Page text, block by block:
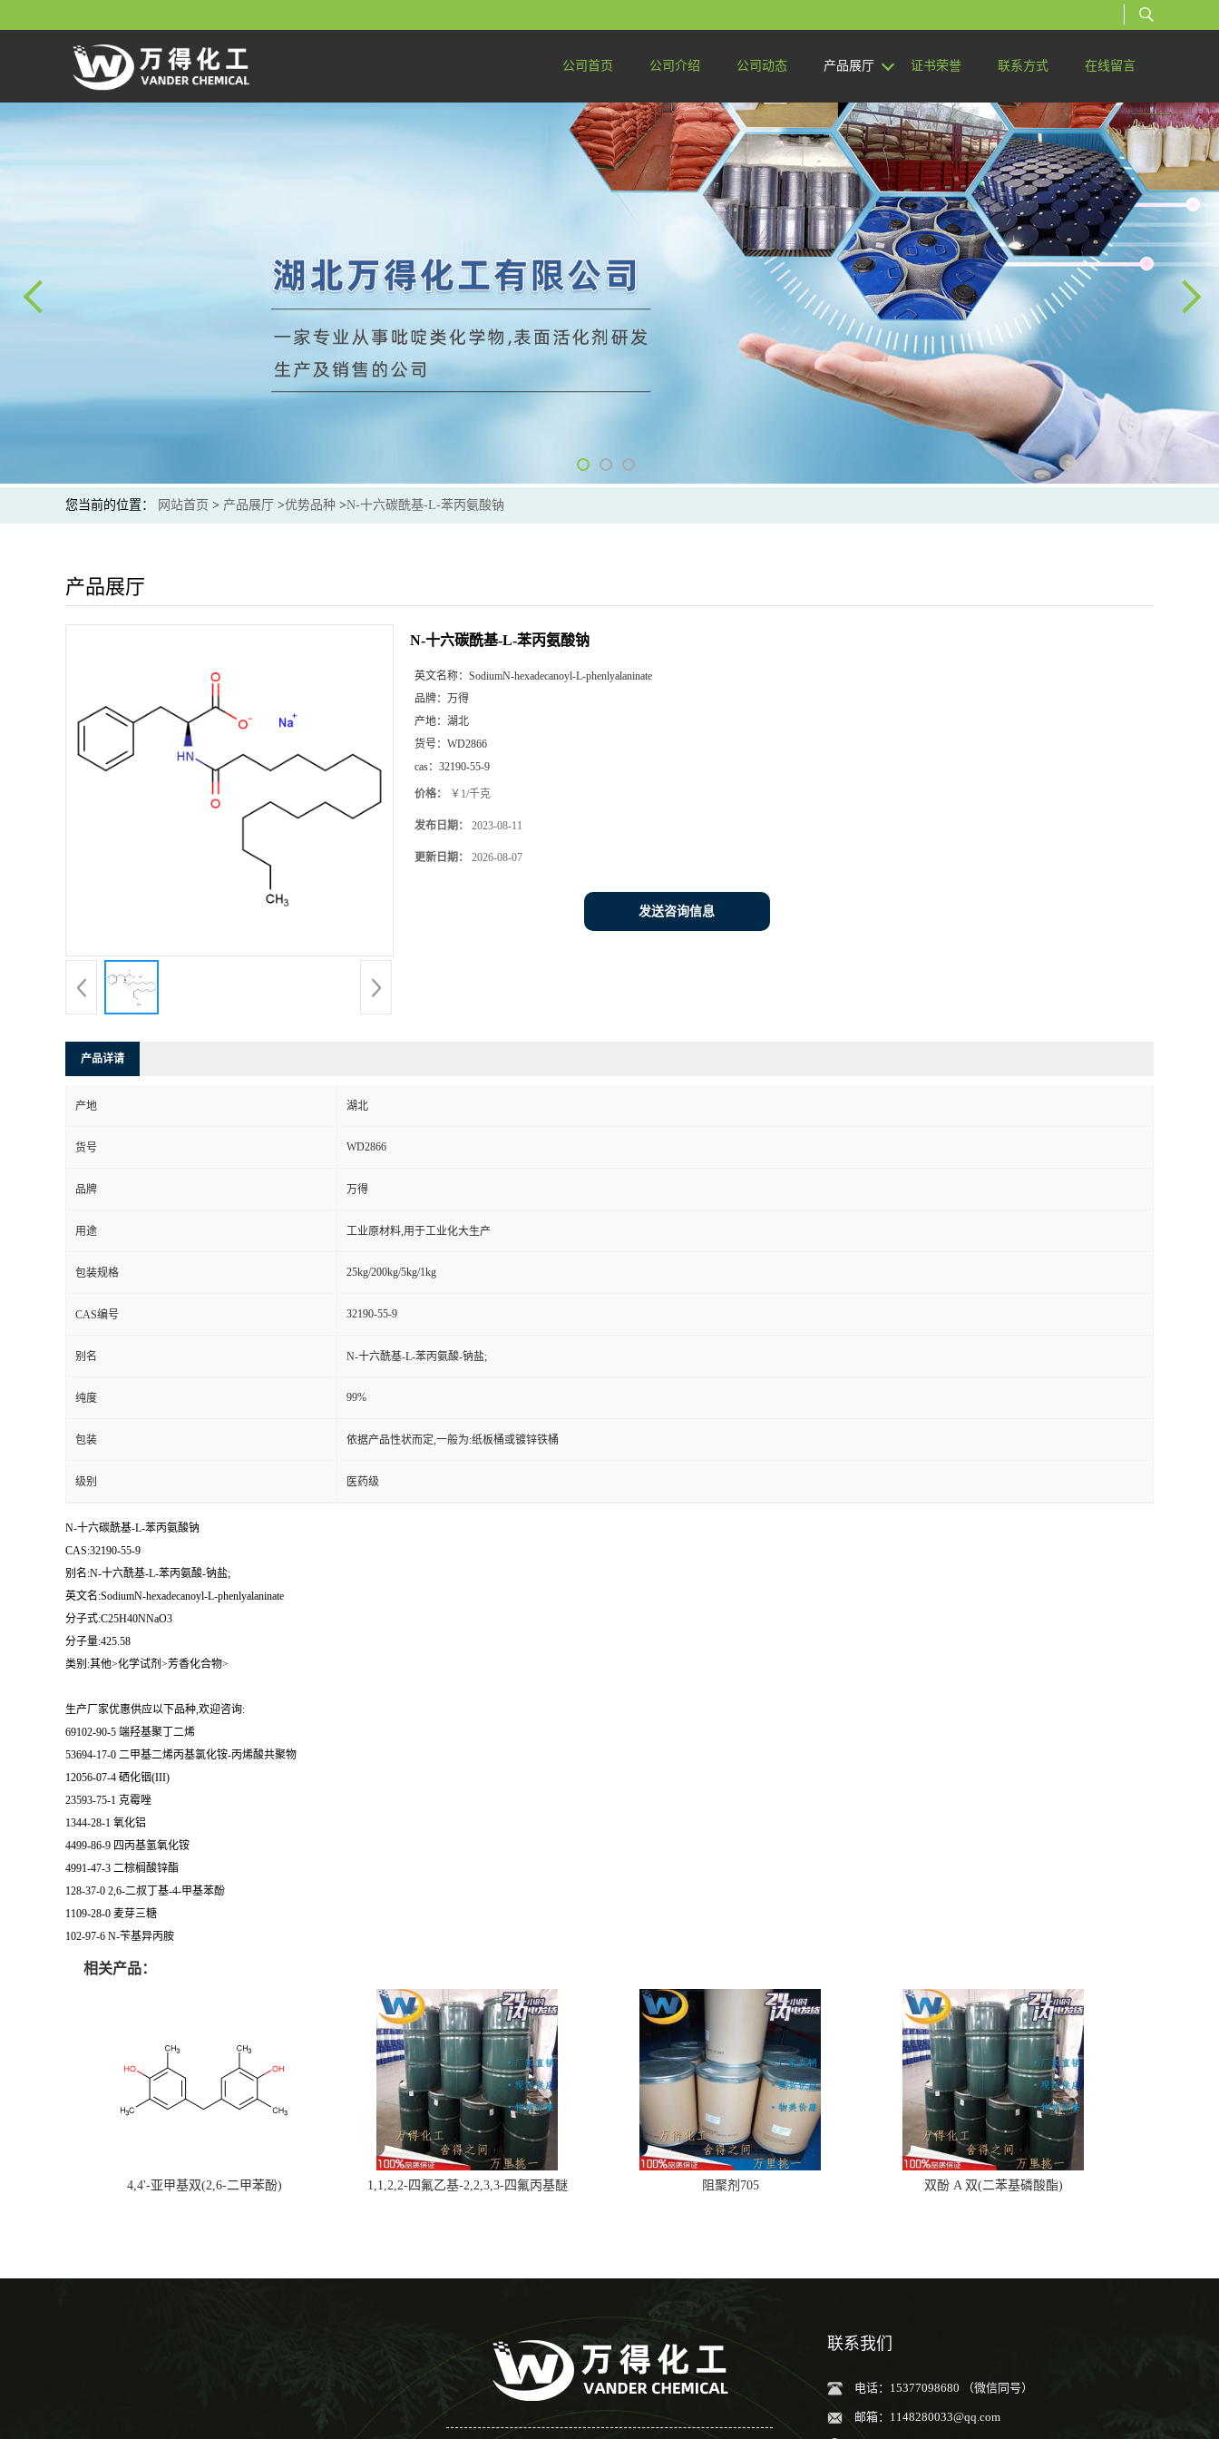
公司首页 公司介绍 公司动态 产品展厅 证书荣誉 联系方式 在线留言
您当前的位置： 网站首页 > 产品展厅 >优势品种 >N-十六碳酰基-L-苯丙氨酸钠
产品展厅
N-十六碳酰基-L-苯丙氨酸钠
英文名称： SodiumN-hexadecanoyl-L-phenlyalaninate
品牌： 万得
产地： 湖北
货号： WD2866
cas： 32190-55-9
价格： ￥1/千克
发布日期： 2023-08-11
更新日期： 2026-08-07
发送咨询信息
产品详请
产地 湖北
货号 WD2866
品牌 万得
用途 工业原材料,用于工业化大生产
包装规格 25kg/200kg/5kg/1kg
CAS编号 32190-55-9
别名 N-十六酰基-L-苯丙氨酸-钠盐;
纯度 99%
包装 依据产品性状而定,一般为:纸板桶或镀锌铁桶
级别 医药级
N-十六碳酰基-L-苯丙氨酸钠
CAS:32190-55-9
别名:N-十六酰基-L-苯丙氨酸-钠盐;
英文名:SodiumN-hexadecanoyl-L-phenlyalaninate
分子式:C25H40NNaO3
分子量:425.58
类别:其他>化学试剂>芳香化合物>
生产厂家优惠供应以下品种,欢迎咨询:
69102-90-5 端羟基聚丁二烯
53694-17-0 二甲基二烯丙基氯化铵-丙烯酸共聚物
12056-07-4 硒化铟(III)
23593-75-1 克霉唑
1344-28-1 氧化铝
4499-86-9 四丙基氢氧化铵
4991-47-3 二棕榈酸锌酯
128-37-0 2,6-二叔丁基-4-甲基苯酚
1109-28-0 麦芽三糖
102-97-6 N-苄基异丙胺
相关产品：
4,4'-亚甲基双(2,6-二甲苯酚) 1,1,2,2-四氟乙基-2,2,3,3-四氟丙基醚 阻聚剂705 双酚 A 双(二苯基磷酸酯)
联系我们
电话：15377098680 （微信同号）
邮箱： 1148280033@qq.com